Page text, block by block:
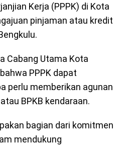
Kerja (PPPK) di Kota
pinjaman atau kredit
Cabang Utama Kota
PPPK dapat
perlu memberikan agunan
BPKB kendaraan.
bagian dari komitmen
mendukung